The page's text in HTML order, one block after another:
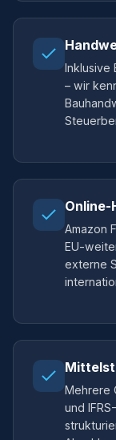
Inklusive
– wir
Online-
Amazon
EU-
externe
Mehrere
und